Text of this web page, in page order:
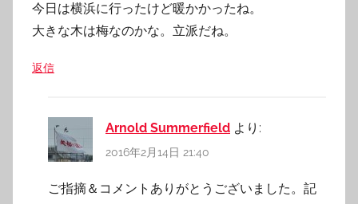
今日は横浜に行ったけど暖かかったね。
大きな木は梅なのかな。立派だね。
返信
Arnold Summerfield より:
2016年2月14日 21:40
ご指摘＆コメントありがとうございました。記